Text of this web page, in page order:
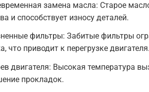
замена масла: Старое
и способствует износу деталей.
фильтры: Забитые фильтры
что приводит к перегрузке двигателя.
двигателя: Высокая температура
прокладок.